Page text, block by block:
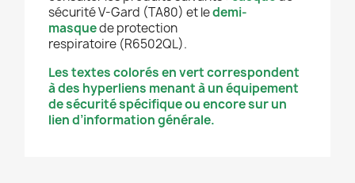
sécurité V-Gard (TA80) et ledemi-
masquede protection
respiratoire (R6502QL).
Les textes colorés en vert correspondent
à des hyperliens menant à un équipement
de sécurité spécifique ou encore sur un
lien d’information générale.